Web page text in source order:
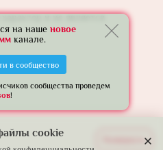
и не является
cookie
на наше новое
канале.
в сообщество
сообщества проведем
!
Развернуть